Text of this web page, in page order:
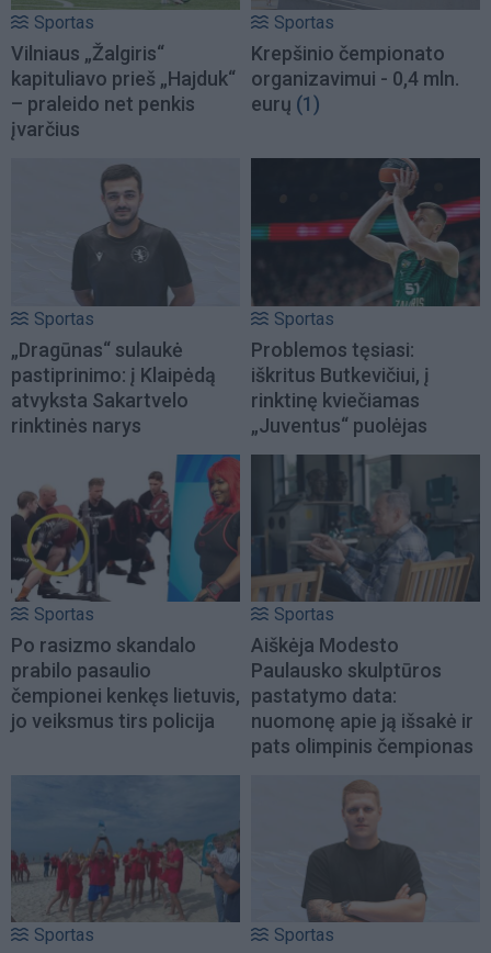
Sportas
Vilniaus „Žalgiris“
kapituliavo prieš „Hajduk“
– praleido net penkis
įvarčius
Sportas
Krepšinio čempionato
organizavimui - 0,4 mln.
eurų (1)
Sportas
„Dragūnas“ sulaukė
pastiprinimo: į Klaipėdą
atvyksta Sakartvelo
rinktinės narys
Sportas
Problemos tęsiasi:
iškritus Butkevičiui, į
rinktinę kviečiamas
„Juventus“ puolėjas
Sportas
Po rasizmo skandalo
prabilo pasaulio
čempionei kenkęs lietuvis,
jo veiksmus tirs policija
Sportas
Aiškėja Modesto
Paulausko skulptūros
pastatymo data:
nuomonę apie ją išsakė ir
pats olimpinis čempionas
Sportas Sportas